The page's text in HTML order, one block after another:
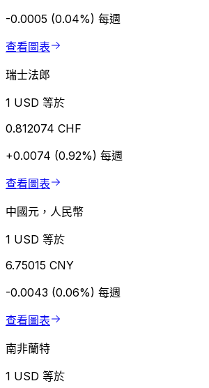
-0.0005 (0.04%) 每週
查看圖表
瑞士法郎
1 USD 等於
0.812074 CHF
+0.0074 (0.92%) 每週
查看圖表
中國元，人民幣
1 USD 等於
6.75015 CNY
-0.0043 (0.06%) 每週
查看圖表
南非蘭特
1 USD 等於